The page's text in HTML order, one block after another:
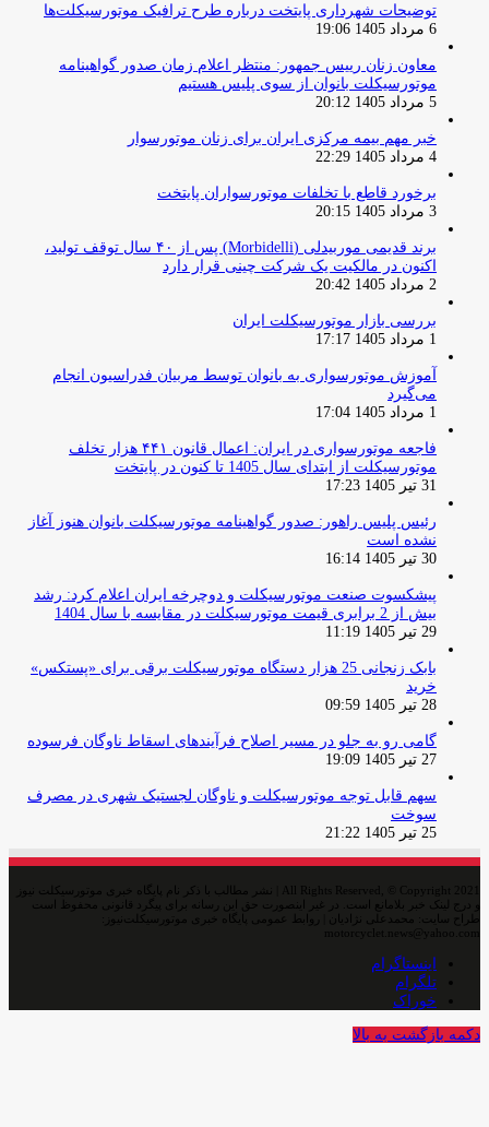
توضیحات شهرداری پایتخت درباره طرح ترافیک موتورسیکلت‌ها
6 مرداد 1405 19:06
معاون زنان رییس جمهور: منتظر اعلام زمان صدور گواهینامه
موتورسیکلت بانوان از سوی پلیس هستیم
5 مرداد 1405 20:12
خبر مهم بیمه مرکزی ایران برای زنان موتورسوار
4 مرداد 1405 22:29
برخورد قاطع با تخلفات موتورسواران پایتخت
3 مرداد 1405 20:15
برند قدیمی موربیدلی (Morbidelli) پس از ۴۰ سال توقف تولید،
اکنون در مالکیت یک شرکت چینی قرار دارد
2 مرداد 1405 20:42
بررسی بازار موتورسیکلت ایران
1 مرداد 1405 17:17
آموزش موتورسواری به بانوان توسط مربیان فدراسیون انجام
می‌گیرد
1 مرداد 1405 17:04
فاجعه موتورسواری در ایران: اعمال قانون ۴۴۱ هزار تخلف
موتورسیکلت از ابتدای سال 1405 تا کنون در پایتخت
31 تیر 1405 17:23
رئیس پلیس راهور: صدور گواهینامه موتورسیکلت بانوان هنوز آغاز
نشده است
30 تیر 1405 16:14
پیشکسوت صنعت موتورسیکلت و دوچرخه ایران اعلام کرد: رشد
بیش از 2 برابری قیمت موتورسیکلت در مقایسه با سال 1404
29 تیر 1405 11:19
بابک زنجانی 25 هزار دستگاه موتورسیکلت برقی برای «پستکس»
خرید
28 تیر 1405 09:59
گامی رو به جلو در مسیر اصلاح فرآیندهای اسقاط ناوگان فرسوده
27 تیر 1405 19:09
سهم قابل توجه موتورسیکلت و ناوگان لجستیک شهری در مصرف
سوخت
25 تیر 1405 21:22
All Rights Reserved, © Copyright 2021 | نشر مطالب با ذکر نام پایگاه خبری موتورسیکلت نیوز
و درج لینک خبر بلامانع است. در غیر اینصورت حق این رسانه برای پیگرد قانونی محفوظ است
طراح سایت: محمدعلی نژادیان | روابط عمومی پایگاه خبری موتورسیکلت‌نیوز:
motorcyclet.news@yahoo.com
اینستاگرام
تلگرام
خوراک
دکمه بازگشت به بالا